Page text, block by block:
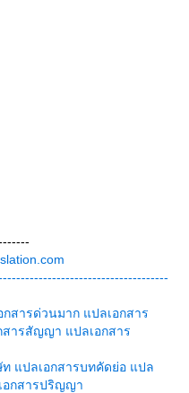
สารด่วนมาก ปลเอกสาร
ารสัญญา ปลเอกสาร
ท ปลเอกสารบทคัดย่อ ปล
กสารปริญญา